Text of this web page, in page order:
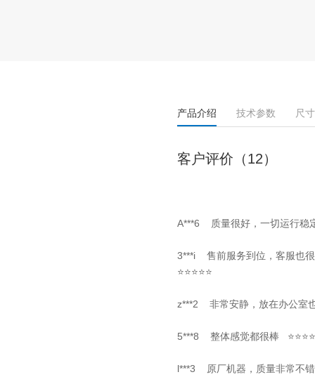
产品介绍 技术参数 尺
客户评价（12）
A***6 质量很好，一切运行稳
3***i 售前服务到位，客服也
⭐⭐⭐⭐⭐
z***2 非常安静，放在办公室
5***8 整体感觉都很棒
l***3 原厂机器，质量非常不